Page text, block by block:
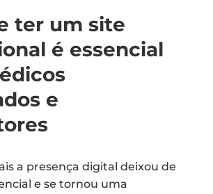
ter um site
é essencial
e
a presença digital deixou de
e se tornou uma